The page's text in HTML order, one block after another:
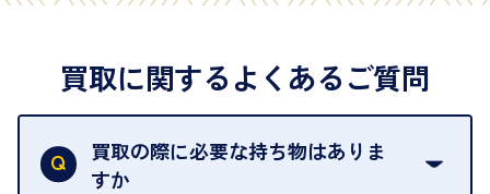
買取に関するよくあるご質問
買取の際に必要な持ち物はありま
すか